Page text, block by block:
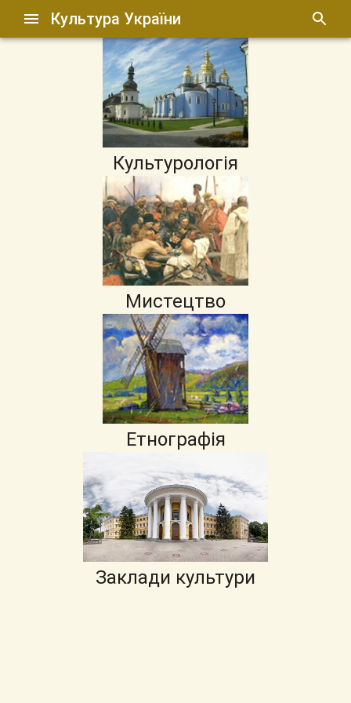
Культура України
Культурологія
Мистецтво
Етнографія
Заклади культури